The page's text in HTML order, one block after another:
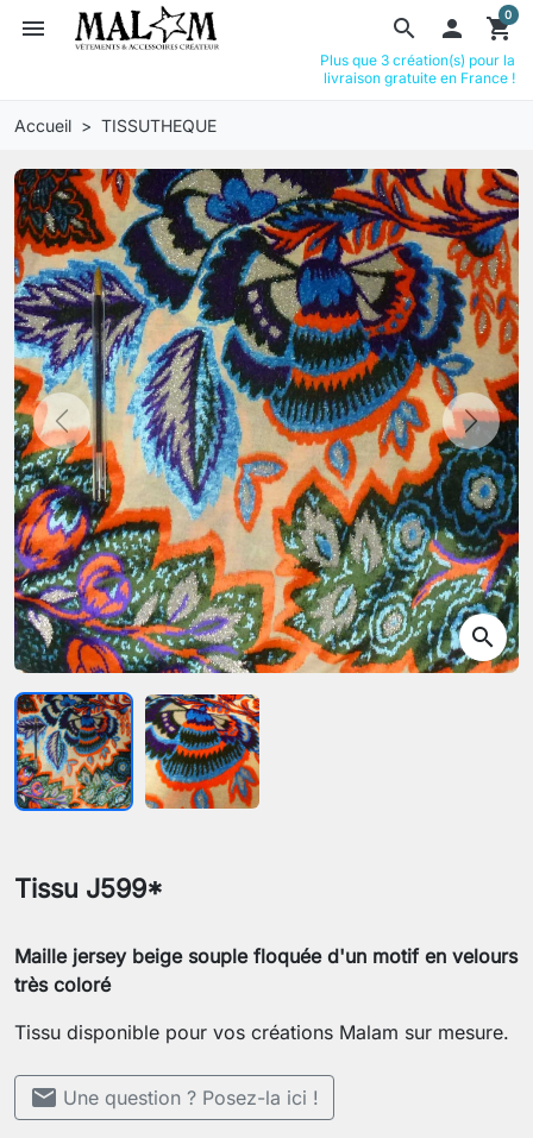
search
menu  shopping_cart
0
Plus que 3 création(s) pour la
livraison gratuite en France !
Accueil TISSUTHEQUE
Previous Next
search
Tissu J599*
Maille jersey beige souple floquée d'un motif en velours
très coloré
Tissu disponible pour vos créations Malam sur mesure.
mail Une question ? Posez-la ici !